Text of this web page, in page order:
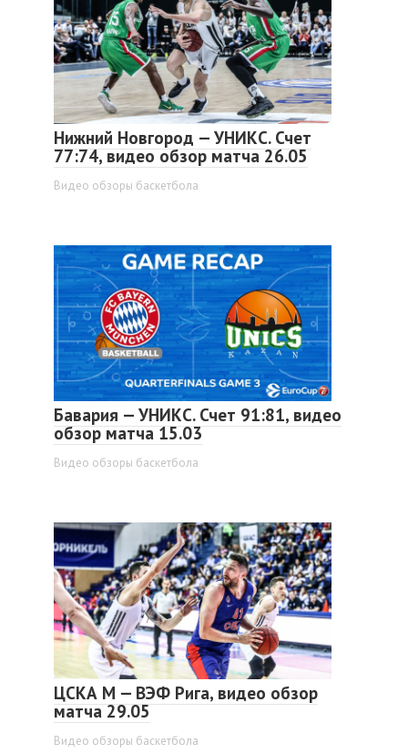
Нижний Новгород — УНИКС. Счет
77:74, видео обзор матча 26.05
Видео обзоры баскетбола
Бавария — УНИКС. Счет 91:81, видео
обзор матча 15.03
Видео обзоры баскетбола
ЦСКА М — ВЭФ Рига, видео обзор
матча 29.05
Видео обзоры баскетбола